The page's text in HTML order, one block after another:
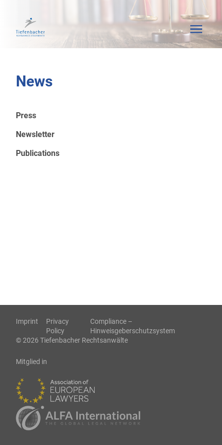
News
Press
Newsletter
Publications
Imprint
Privacy
Policy
Compliance –
Hinweisgeberschutzsystem
© 2026 Tiefenbacher Rechtsanwälte
Mitglied in